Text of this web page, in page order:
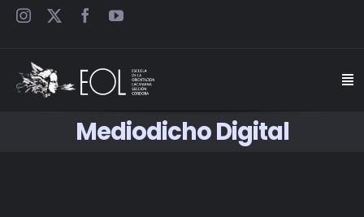
Saltar
Mediodicho Digital